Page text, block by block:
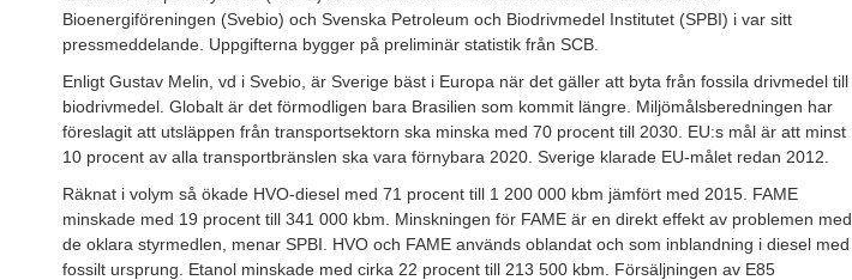
Bioenergiföreningen (Svebio) och Svenska Petroleum och Biodrivmedel Institutet (SPBI) i var sitt
pressmeddelande. Uppgifterna bygger på preliminär statistik från SCB.
Enligt Gustav Melin, vd i Svebio, är Sverige bäst i Europa när det gäller att byta från fossila drivmedel till
biodrivmedel. Globalt är det förmodligen bara Brasilien som kommit längre. Miljömålsberedningen har
föreslagit att utsläppen från transportsektorn ska minska med 70 procent till 2030. EU:s mål är att minst
10 procent av alla transportbränslen ska vara förnybara 2020. Sverige klarade EU-målet redan 2012.
Räknat i volym så ökade HVO-diesel med 71 procent till 1 200 000 kbm jämfört med 2015. FAME
minskade med 19 procent till 341 000 kbm. Minskningen för FAME är en direkt effekt av problemen med
de oklara styrmedlen, menar SPBI. HVO och FAME används oblandat och som inblandning i diesel med
fossilt ursprung. Etanol minskade med cirka 22 procent till 213 500 kbm. Försäljningen av E85